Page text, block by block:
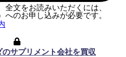
全文をお読みいただくには、
のお申し込みが必要です。
サプリメント会社を買収